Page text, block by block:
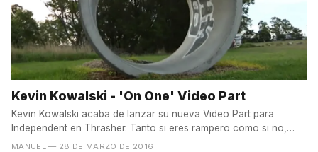
Kevin Kowalski - 'On One' Video Part
Kevin Kowalski acaba de lanzar su nueva Video Part para
Independent en Thrasher. Tanto si eres rampero como si no,
ver...
MANUEL — 28 DE MARZO DE 2016